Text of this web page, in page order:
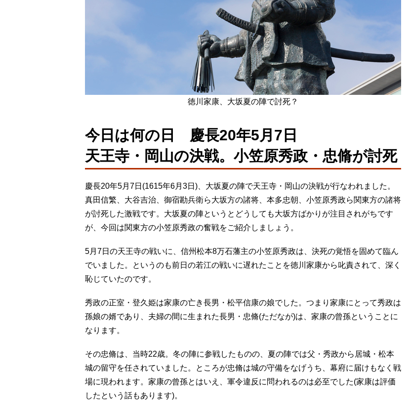
徳川家康、大坂夏の陣で討死？
今日は何の日 慶長20年5月7日
天王寺・岡山の決戦。小笠原秀政・忠脩が討死
慶長20年5月7日(1615年6月3日)、大坂夏の陣で天王寺・岡山の決戦が行なわれました。
真田信繁、大谷吉治、御宿勘兵衛ら大坂方の諸将、本多忠朝、小笠原秀政ら関東方の諸将
が討死した激戦です。大坂夏の陣というとどうしても大坂方ばかりが注目されがちです
が、今回は関東方の小笠原秀政の奮戦をご紹介しましょう。
5月7日の天王寺の戦いに、信州松本8万石藩主の小笠原秀政は、決死の覚悟を固めて臨ん
でいました。というのも前日の若江の戦いに遅れたことを徳川家康から叱責されて、深く
恥じていたのです。
秀政の正室・登久姫は家康の亡き長男・松平信康の娘でした。つまり家康にとって秀政は
孫娘の婿であり、夫婦の間に生まれた長男・忠脩(ただなが)は、家康の曾孫ということに
なります。
その忠脩は、当時22歳。冬の陣に参戦したものの、夏の陣では父・秀政から居城・松本
城の留守を任されていました。ところが忠脩は城の守備をなげうち、幕府に届けもなく戦
場に現われます。家康の曾孫とはいえ、軍令違反に問われるのは必至でした(家康は評価
したという話もあります)。